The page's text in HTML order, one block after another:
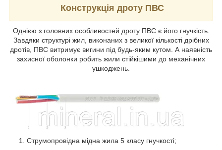
Конструкція дроту ПВС
Однією з головних особливостей дроту ПВС є його гнучкість.
Завдяки структурі жил, виконаних з великої кількості дрібних
дротів, ПВС витримує вигини під будь-яким кутом. А наявність
захисної оболонки робить жили стійкішими до механічних
ушкоджень.
Струмопровідна мідна жила 5 класу гнучкості;